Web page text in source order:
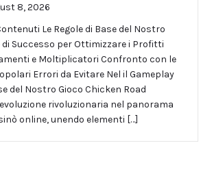
8, 2026
Le Regole di Base del Nostro
di Successo per Ottimizzare i Profitti
e Moltiplicatori Confronto con le
Errori da Evitare Nel il Gameplay
del Nostro Gioco Chicken Road
rivoluzionaria nel panorama
online, unendo elementi […]